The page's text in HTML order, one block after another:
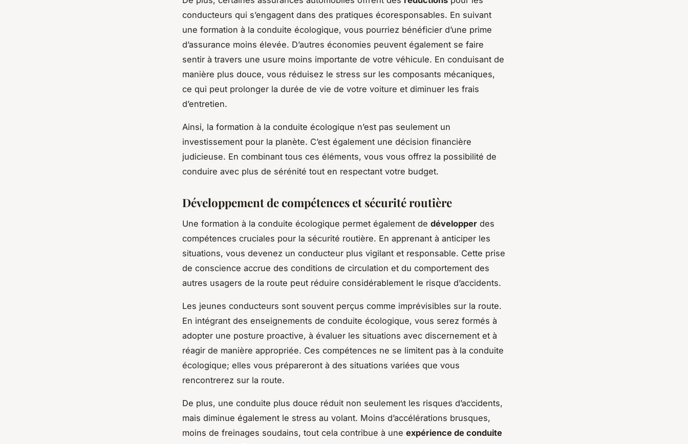
conducteurs qui s’engagent dans des pratiques écoresponsables. En suivant
une formation à la conduite écologique, vous pourriez bénéficier d’une prime
d’assurance moins élevée. D’autres économies peuvent également se faire
sentir à travers une usure moins importante de votre véhicule. En conduisant de
manière plus douce, vous réduisez le stress sur les composants mécaniques,
ce qui peut prolonger la durée de vie de votre voiture et diminuer les frais
d’entretien.
Ainsi, la formation à la conduite écologique n’est pas seulement un
investissement pour la planète. C’est également une décision financière
judicieuse. En combinant tous ces éléments, vous vous offrez la possibilité de
conduire avec plus de sérénité tout en respectant votre budget.
Développement de compétences et sécurité routière
Une formation à la conduite écologique permet également de développer des
compétences cruciales pour la sécurité routière. En apprenant à anticiper les
situations, vous devenez un conducteur plus vigilant et responsable. Cette prise
de conscience accrue des conditions de circulation et du comportement des
autres usagers de la route peut réduire considérablement le risque d’accidents.
Les jeunes conducteurs sont souvent perçus comme imprévisibles sur la route.
En intégrant des enseignements de conduite écologique, vous serez formés à
adopter une posture proactive, à évaluer les situations avec discernement et à
réagir de manière appropriée. Ces compétences ne se limitent pas à la conduite
écologique; elles vous prépareront à des situations variées que vous
rencontrerez sur la route.
De plus, une conduite plus douce réduit non seulement les risques d’accidents,
mais diminue également le stress au volant. Moins d’accélérations brusques,
moins de freinages soudains, tout cela contribue à une expérience de conduite